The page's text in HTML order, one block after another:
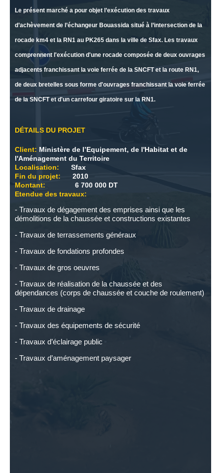
Le présent marché a pour objet l’exécution des travaux
d’achèvement de l’échangeur Bouassida situé à l’intersection de la
rocade km4 et la RN1 au PK265 dans la ville de Sfax. Les travaux
comprennent l'exécution d'une rocade composée de deux ouvrages
adjacents franchissant la voie ferrée de la SNCFT et la route RN1,
de deux bretelles sous forme d'ouvrages franchissant la voie ferrée
de la SNCFT et d'un carrefour giratoire sur la RN1.
DÉTAILS DU PROJET
Client: Ministère de l’Equipement, de l'Habitat et de
l'Aménagement du Territoire
Localisation:
Sfax
Fin du projet:
2010
Montant:
6 700 000 DT
Etendue des travaux:
- Travaux de dégagement des emprises ainsi que les
démolitions de la chaussée et constructions existantes
- Travaux de terrassements généraux
- Travaux de fondations profondes
- Travaux de gros oeuvres
- Travaux de réalisation de la chaussée et des
dépendances (corps de chaussée et couche de roulement)
- Travaux de drainage
- Travaux des équipements de sécurité
- Travaux d’éclairage public
- Travaux d’aménagement paysager